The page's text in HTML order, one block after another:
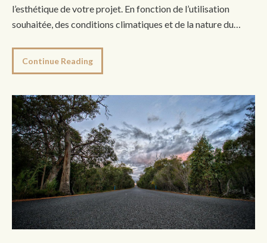
l’esthétique de votre projet. En fonction de l’utilisation
souhaitée, des conditions climatiques et de la nature du…
Continue Reading